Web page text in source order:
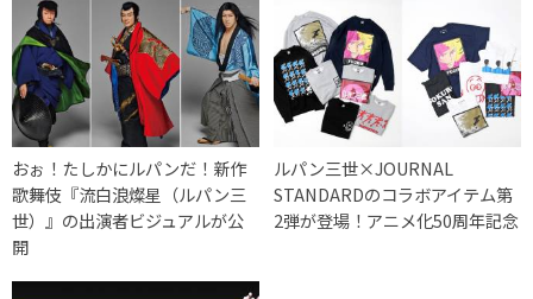
おぉ！たしかにルパンだ！新作
歌舞伎『流白浪燦星（ルパン三
世）』の出演者ビジュアルが公
開
ルパン三世×JOURNAL
STANDARDのコラボアイテム第
2弾が登場！アニメ化50周年記念